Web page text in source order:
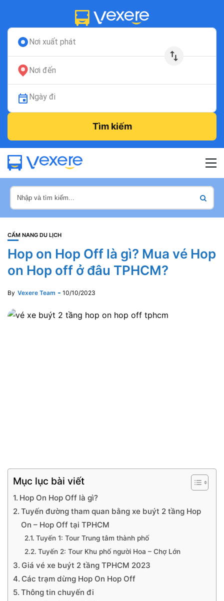
Nơi xuất phát
Nơi đến
Ngày đi
Tìm kiếm
CẨM NANG DU LỊCH
Hop on Hop Off là gì? Mua vé Hop
on Hop off ở đâu TPHCM?
By Vexere Team 10/10/2023
Mục lục bài viết
Hop On Hop Off là gì?
Tuyến đường tham quan bằng xe buýt 2 tầng Hop
On – Hop Off tại TPHCM
Tuyến 1: Tour Trung tâm thành phố
Tuyến 2: Tour Khu phố người Hoa – Chợ Lớn
Giá vé xe buýt 2 tầng TPHCM 2023
Các trạm dừng Hop On Hop Off
Thông tin chuyến đi